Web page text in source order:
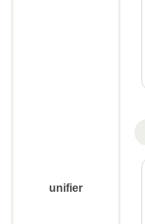
unifier